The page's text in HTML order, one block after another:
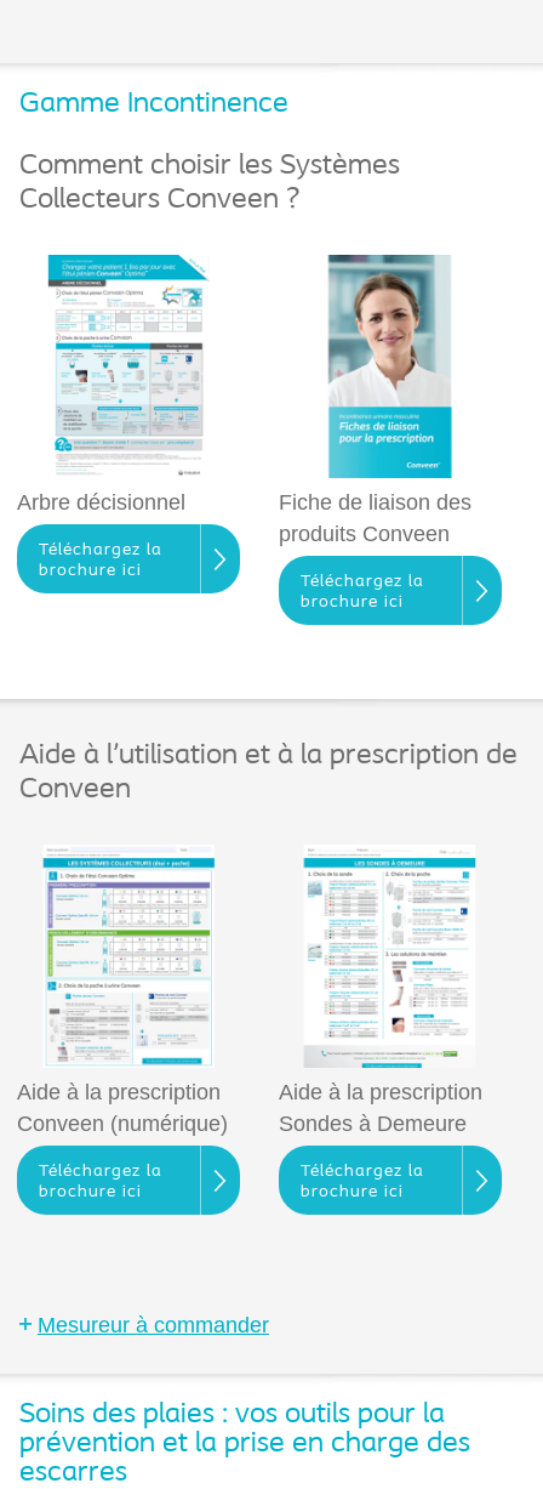
Gamme Incontinence
Comment choisir les Systèmes
Collecteurs Conveen ?
Arbre décisionnel
Téléchargez la
brochure ici
Fiche de liaison des
produits Conveen
Téléchargez la
brochure ici
Aide à l'utilisation et à la prescription de
Conveen
Aide à la prescription
Conveen (numérique)
Téléchargez la
brochure ici
Aide à la prescription
Sondes à Demeure
Téléchargez la
brochure ici
Mesureur à commander
Soins des plaies : vos outils pour la
prévention et la prise en charge des
escarres